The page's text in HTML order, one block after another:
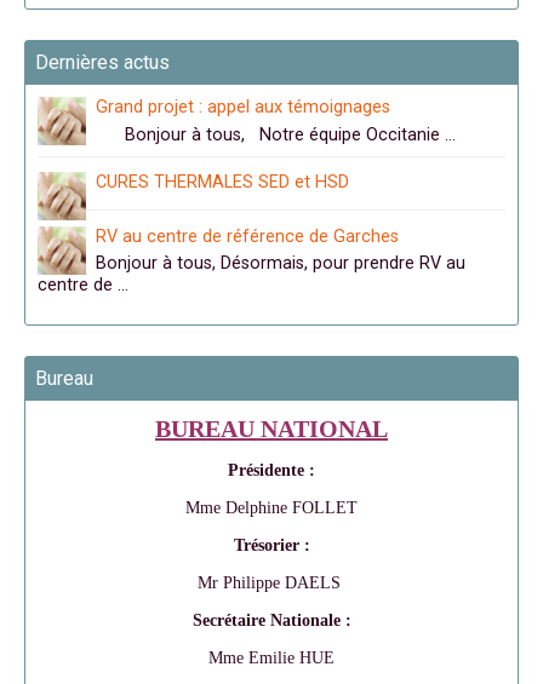
Dernières actus
Grand projet : appel aux témoignages
Bonjour à tous, Notre équipe Occitanie …
CURES THERMALES SED et HSD
RV au centre de référence de Garches
Bonjour à tous, Désormais, pour prendre RV au
centre de …
Bureau
BUREAU NATIONAL
Présidente :
Mme Delphine FOLLET
Trésorier :
Mr Philippe DAELS
Secrétaire Nationale :
Mme Emilie HUE